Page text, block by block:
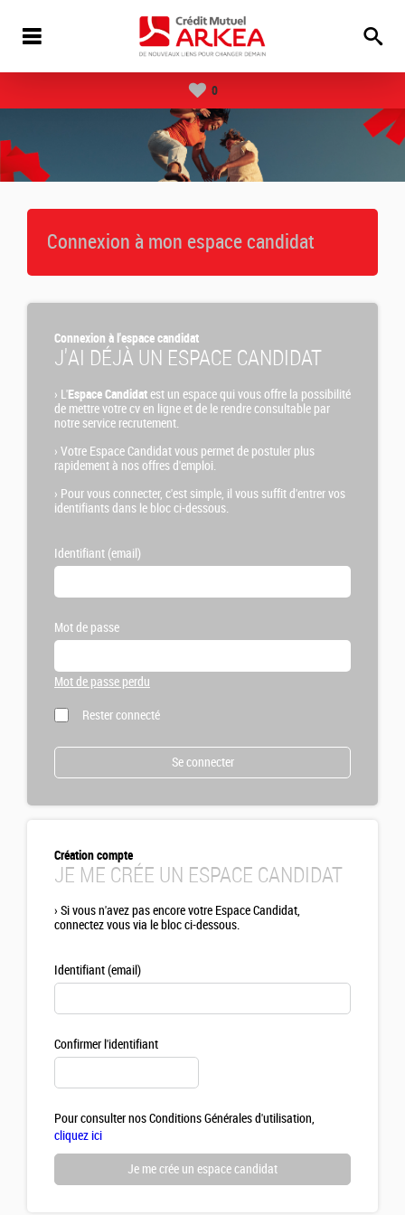
0
Connexion à mon espace candidat
J'AI DÉJÀ UN ESPACE CANDIDAT
› L'Espace Candidatest un espace qui vous offre la possibilité
de mettre votre cv en ligne et de le rendre consultable par
notre service recrutement.
› Votre Espace Candidat vous permet de postuler plus
rapidement à nos offres d'emploi.
› Pour vous connecter, c'est simple, il vous suffit d'entrer vos
identifiants dans le bloc ci-dessous.
Connexion à l'espace candidat
Identifiant (email)
Mot de passe
Rester connecté
Mot de passe perdu
JE ME CRÉE UN ESPACE CANDIDAT
› Si vous n'avez pas encore votre Espace Candidat,
connectez vous via le bloc ci-dessous.
Création compte
Identifiant (email)
Confirmer l'identifiant
Pour consulter nos Conditions Générales d'utilisation,
cliquez ici